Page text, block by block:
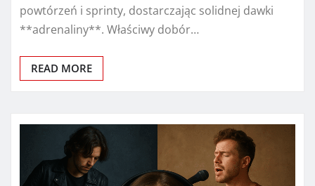
powtórzeń i sprinty, dostarczając solidnej dawki
**adrenaliny**. Właściwy dobór…
READ MORE